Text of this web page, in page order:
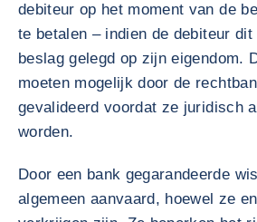
debiteur op het moment van de
te betalen – indien de debiteur
beslag gelegd op zijn eigendom.
moeten mogelijk door de
gevalideerd voordat ze juridisch
worden.
Door een bank gegarandeerde
algemeen aanvaard, hoewel ze